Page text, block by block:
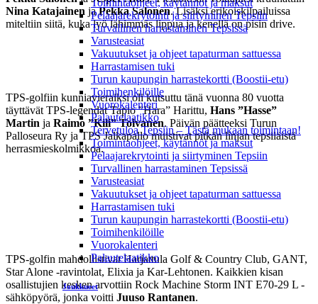
Toimintaohjeet, käytännöt ja maksut
Pelaajarekrytointi ja siirtyminen Tepsiin
Turvallinen harrastaminen Tepsissä
Varusteasiat
Vakuutukset ja ohjeet tapaturman sattuessa
Harrastamisen tuki
Turun kaupungin harrastekortti (Boostii-etu)
Toimihenkilöille
Vuorokalenteri
Palautelaatikko
Tervetuloa Tepsiin – Tästä mukaan toimintaan!
Toimintaohjeet, käytännöt ja maksut
Pelaajarekrytointi ja siirtyminen Tepsiin
Turvallinen harrastaminen Tepsissä
Varusteasiat
Vakuutukset ja ohjeet tapaturman sattuessa
Harrastamisen tuki
Turun kaupungin harrastekortti (Boostii-etu)
Toimihenkilöille
Vuorokalenteri
Palautelaatikko
Joukkueet
Nina Katajainen jaPekka Salonen. Lisäksi erikoiskilpailuissa
miteltiin siitä, kuka lyö lähimmäs lippua ja kenellä on pisin drive.
Voittotunnelmissa Jesper Aitos, Niklas Harittu, Pekka
Salonen ja Tapio Harittu.
TPS-golfiin kunniavieraiksi oli kutsuttu tänä vuonna 80 vuotta
täyttävät TPS-legendat Tapio ”Hara” Harittu, Hans ”Hasse”
Martin ja Raimo ”Kili” Toivanen. Päivän päätteeksi Turun
Palloseura Ry ja TPS Jalkapallo muistivat pitkän linjan tepsiläistä
herrasmieskolmikkoa.
TPS-legendat Tapio Harittu, Hans Martin ja Raimo
Toivanen saavuttavat kaikki tänä vuonna
kunnioitettavan 80 vuoden iän.
TPS-golfin mahdollistivat Harjattula Golf & Country Club, GANT,
Star Alone -ravintolat, Elixia ja Kar-Lehtonen. Kaikkien kisan
osallistujien kesken arvottiin Rock Machine Storm INT E70-29 L -
sähköpyörä, jonka voitti Juuso Rantanen.